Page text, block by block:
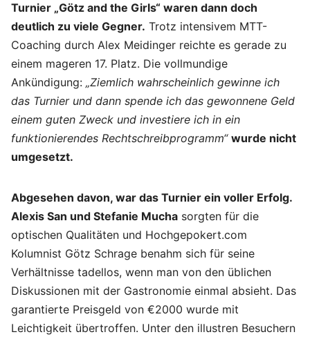
Turnier „Götz and the Girls“ waren dann doch
deutlich zu viele Gegner. Trotz intensivem MTT-
Coaching durch Alex Meidinger reichte es gerade zu
einem mageren 17. Platz. Die vollmundige
Ankündigung: „Ziemlich wahrscheinlich gewinne ich
das Turnier und dann spende ich das gewonnene Geld
einem guten Zweck und investiere ich in ein
funktionierendes Rechtschreibprogramm“ wurde nicht
umgesetzt.
Abgesehen davon, war das Turnier ein voller Erfolg.
Alexis San und Stefanie Mucha sorgten für die
optischen Qualitäten und Hochgepokert.com
Kolumnist Götz Schrage benahm sich für seine
Verhältnisse tadellos, wenn man von den üblichen
Diskussionen mit der Gastronomie einmal absieht. Das
garantierte Preisgeld von €2000 wurde mit
Leichtigkeit übertroffen. Unter den illustren Besuchern